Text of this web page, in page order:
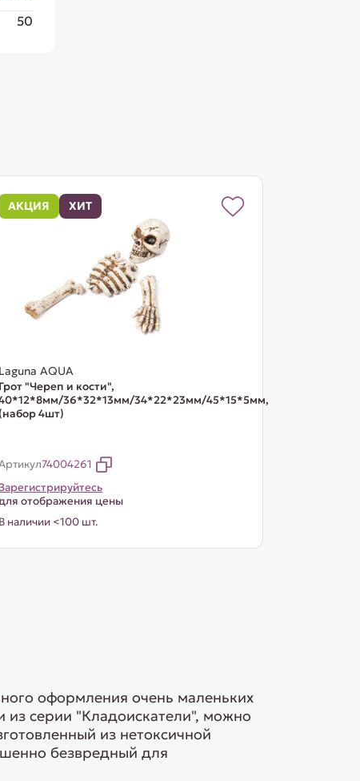
50
АКЦИЯ ХИТ
Laguna AQUA
Грот "Череп и кости",
36*32*13мм/34*22*23мм/45*15*5мм,
(набор 4шт)
74004261
отображения цены
В наличии <100 шт.
оформления очень маленьких
из серии "Кладоискатели", можно
из нетоксичной
безвредный для